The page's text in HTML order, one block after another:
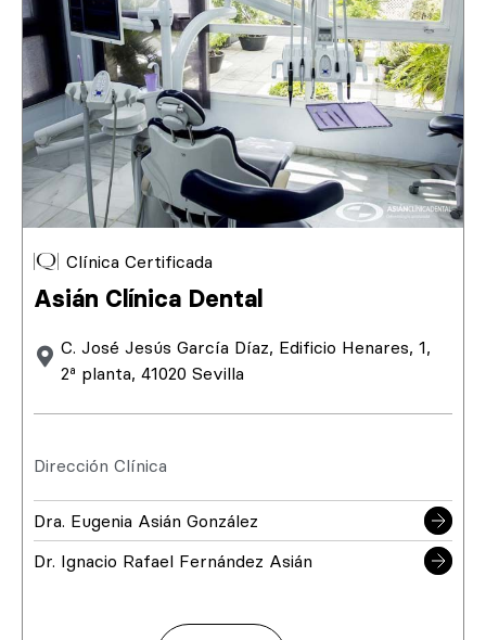
Clínica Certificada
Asián Clínica Dental
C. José Jesús García Díaz, Edificio Henares, 1,
2ª planta, 41020 Sevilla
Dirección Clínica
Dra. Eugenia Asián González
Dr. Ignacio Rafael Fernández Asián